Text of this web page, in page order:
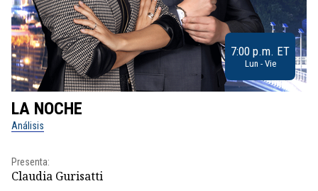
7:00 p.m. ET
Lun - Vie
LA NOCHE
Análisis
Presenta:
Claudia Gurisatti